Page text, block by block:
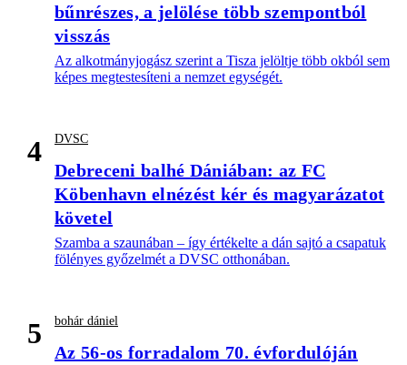
bűnrészes, a jelölése több szempontból
visszás
Az alkotmányjogász szerint a Tisza jelöltje több okból sem
képes megtestesíteni a nemzet egységét.
4 DVSC
Debreceni balhé Dániában: az FC
Köbenhavn elnézést kér és magyarázatot
követel
Szamba a szaunában – így értékelte a dán sajtó a csapatuk
fölényes győzelmét a DVSC otthonában.
5 bohár dániel
Az 56-os forradalom 70. évfordulóján